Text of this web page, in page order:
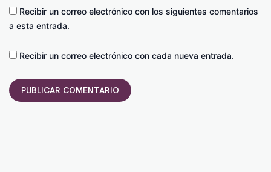
Recibir un correo electrónico con los siguientes comentarios
a esta entrada.
Recibir un correo electrónico con cada nueva entrada.